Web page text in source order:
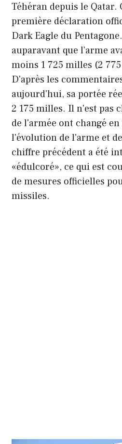
Téhéran depuis le Qatar.
première déclaration
Dark Eagle du
auparavant que l’arme
moins 1 725 milles (2
D'après les
aujourd'hui, sa portée
2 175 milles. Il n'est pas
de l'armée ont changé
l'évolution de l'arme et
chiffre précédent a été
«édulcoré», ce qui est
de mesures officielles
missiles.